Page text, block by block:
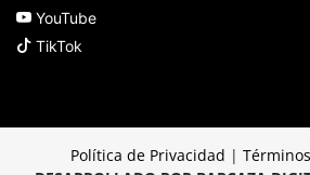
YouTube
TikTok
Política de Privacidad |